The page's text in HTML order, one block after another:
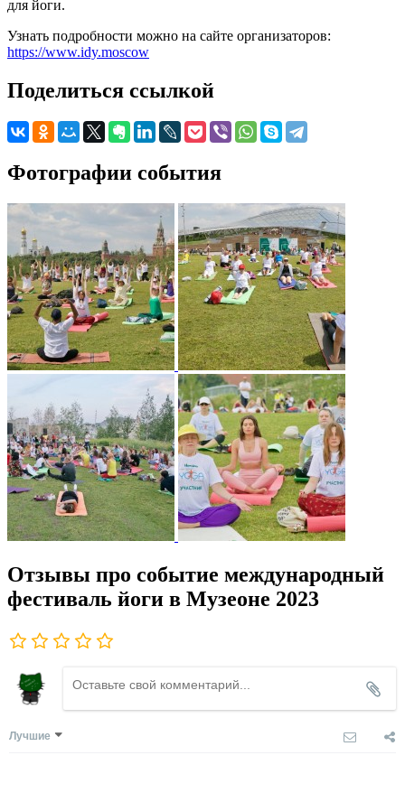
для йоги.
Узнать подробности можно на сайте организаторов:
https://www.idy.moscow
Поделиться ссылкой
Фотографии события
Отзывы про событие международный
фестиваль йоги в Музеоне 2023
Лучшие